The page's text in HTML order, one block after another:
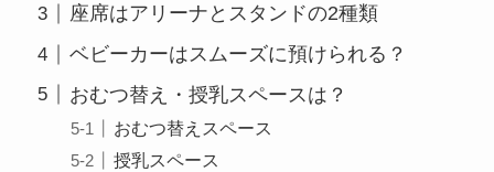
座席はアリーナとスタンドの2種類
ベビーカーはスムーズに預けられる？
おむつ替え・授乳スペースは？
おむつ替えスペース
授乳スペース